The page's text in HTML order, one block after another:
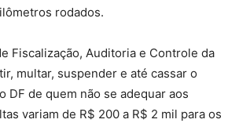
rodados.
Fiscalização, Auditoria e Controle da
multar, suspender e até cassar o
DF de quem não se adequar aos
variam de R$ 200 a R$ 2 mil para os